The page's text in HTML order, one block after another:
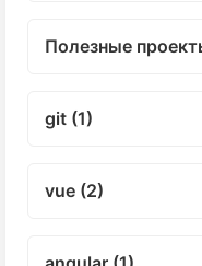
Полезные
git (1)
vue (2)